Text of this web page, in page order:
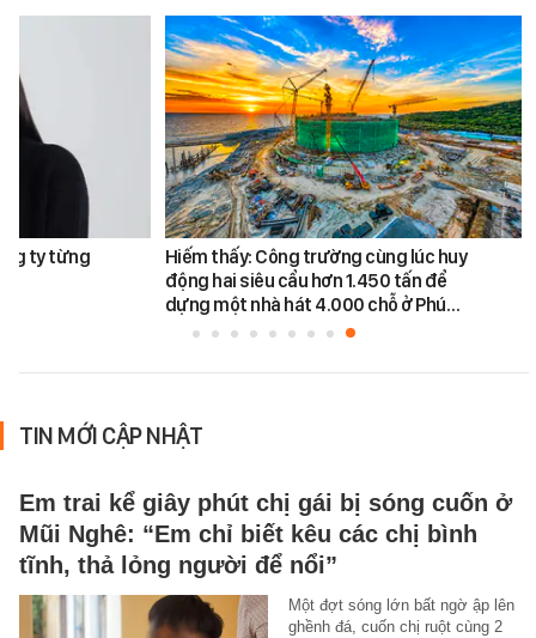
ty từng
Hiếm thấy: Công trường cùng lúc huy
động hai siêu cẩu hơn 1.450 tấn để
dựng một nhà hát 4.000 chỗ ở Phú…
TIN MỚI CẬP NHẬT
Em trai kể giây phút chị gái bị sóng cuốn ở
Mũi Nghê: “Em chỉ biết kêu các chị bình
tĩnh, thả lỏng người để nổi”
Một đợt sóng lớn bất ngờ ập lên
ghềnh đá, cuốn chị ruột cùng 2